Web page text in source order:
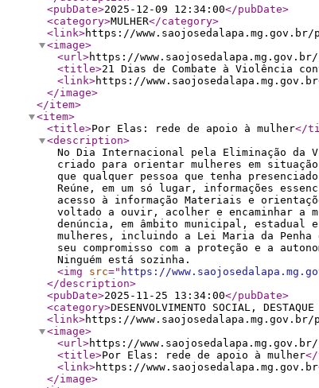
<pubDate>2025-12-09 12:34:00</pubDate>
<category>MULHER</category>
<link>https://
<image>
<url>https://www.saojosedalapa.mg.gov.br/
<title>21 Dias de Combate à Violência
<link>https://www.saojosedalapa.mg.gov.br
</image>
</item>
<item>
<title>Por Elas: rede de apoio à mulher</
<description>
No Dia Internacional pela Eliminação da
criado para orientar mulheres em
que qualquer pessoa que tenha
Reúne, em um só lugar, informações
acesso à informação Materiais e
voltado a ouvir, acolher e encaminhar a
denúncia, em âmbito municipal,
mulheres, incluindo a Lei Maria da Penha e
seu compromisso com a proteção e a
Ninguém está sozinha.
<img
src=" https://
</description>
<pubDate>2025-11-25 13:34:00</pubDate>
<category>DESENVOLVIMENTO SOCIAL,
<link>https://
<image>
<url>https://www.saojosedalapa.mg.gov.br/
<title>Por Elas: rede de apoio à mulher
<link>https://www.saojosedalapa.mg.gov.br
</image>